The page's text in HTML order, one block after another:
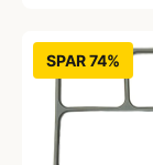
SPAR 74%